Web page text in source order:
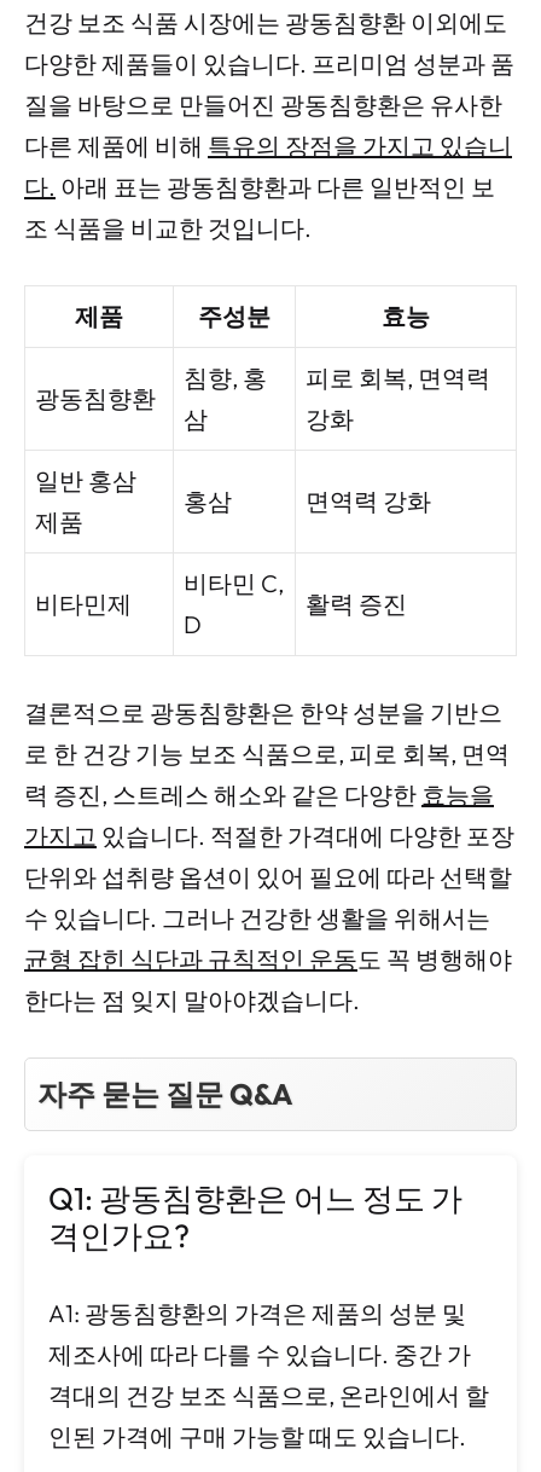
건강 보조 식품 시장에는 광동침향환 이외에도
다양한 제품들이 있습니다. 프리미엄 성분과 품
질을 바탕으로 만들어진 광동침향환은 유사한
다른 제품에 비해 특유의 장점을 가지고 있습니
다. 아래 표는 광동침향환과 다른 일반적인 보
조 식품을 비교한 것입니다.
제품 주성분 효능
광동침향환
침향, 홍
삼
피로 회복, 면역력
강화
일반 홍삼
제품
홍삼 면역력 강화
비타민제
비타민 C,
D
활력 증진
결론적으로 광동침향환은 한약 성분을 기반으
로 한 건강 기능 보조 식품으로, 피로 회복, 면역
력 증진, 스트레스 해소와 같은 다양한 효능을
가지고 있습니다. 적절한 가격대에 다양한 포장
단위와 섭취량 옵션이 있어 필요에 따라 선택할
수 있습니다. 그러나 건강한 생활을 위해서는
균형 잡힌 식단과 규칙적인 운동도 꼭 병행해야
한다는 점 잊지 말아야겠습니다.
자주 묻는 질문 Q&A
Q1: 광동침향환은 어느 정도 가
격인가요?
A1: 광동침향환의 가격은 제품의 성분 및
제조사에 따라 다를 수 있습니다. 중간 가
격대의 건강 보조 식품으로, 온라인에서 할
인된 가격에 구매 가능할 때도 있습니다.